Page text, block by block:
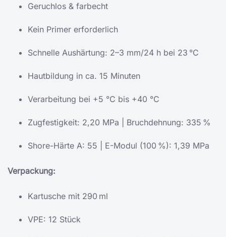
Geruchlos & farbecht
Kein Primer erforderlich
Schnelle Aushärtung: 2–3 mm/24 h bei 23 °C
Hautbildung in ca. 15 Minuten
Verarbeitung bei +5 °C bis +40 °C
Zugfestigkeit: 2,20 MPa | Bruchdehnung: 335 %
Shore-Härte A: 55 | E-Modul (100 %): 1,39 MPa
Verpackung:
Kartusche mit 290 ml
VPE: 12 Stück